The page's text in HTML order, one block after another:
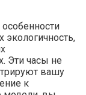
экологичность,
Эти часы не
вашу
к